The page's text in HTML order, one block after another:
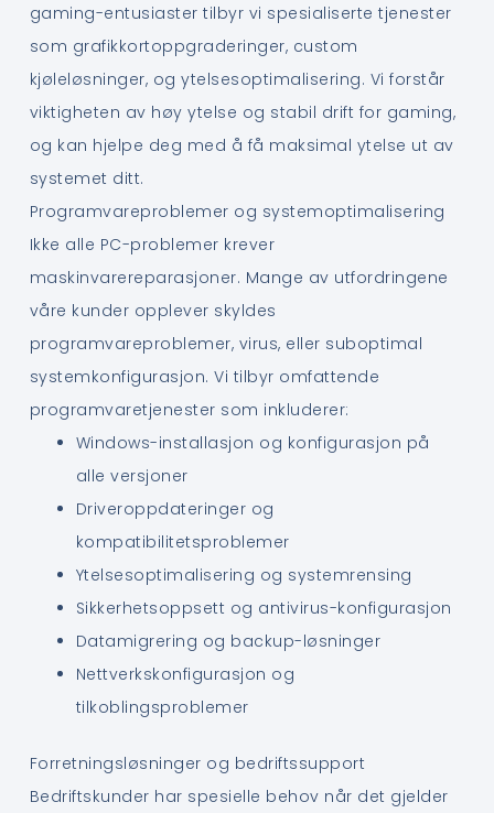
gaming-entusiaster tilbyr vi spesialiserte tjenester
som grafikkortoppgraderinger, custom
kjøleløsninger, og ytelsesoptimalisering. Vi forstår
viktigheten av høy ytelse og stabil drift for gaming,
og kan hjelpe deg med å få maksimal ytelse ut av
systemet ditt.
Programvareproblemer og systemoptimalisering
Ikke alle PC-problemer krever
maskinvarereparasjoner. Mange av utfordringene
våre kunder opplever skyldes
programvareproblemer, virus, eller suboptimal
systemkonfigurasjon. Vi tilbyr omfattende
programvaretjenester som inkluderer:
Windows-installasjon og konfigurasjon på
alle versjoner
Driveroppdateringer og
kompatibilitetsproblemer
Ytelsesoptimalisering og systemrensing
Sikkerhetsoppsett og antivirus-konfigurasjon
Datamigrering og backup-løsninger
Nettverkskonfigurasjon og
tilkoblingsproblemer
Forretningsløsninger og bedriftssupport
Bedriftskunder har spesielle behov når det gjelder